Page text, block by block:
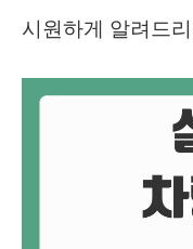
시원하게 알려드